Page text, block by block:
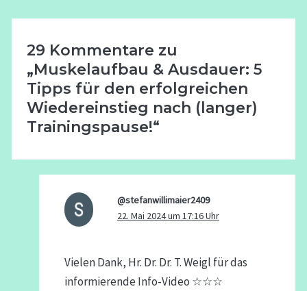
29 Kommentare zu
„Muskelaufbau & Ausdauer: 5
Tipps für den erfolgreichen
Wiedereinstieg nach (langer)
Trainingspause!“
@stefanwillimaier2409
22. Mai 2024 um 17:16 Uhr
Vielen Dank, Hr. Dr. Dr. T. Weigl für das
informierende Info-Video ☆☆☆